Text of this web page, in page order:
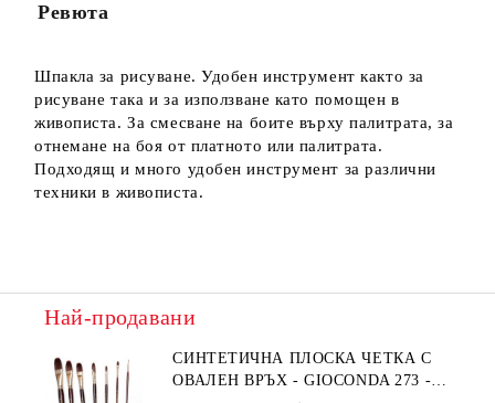
Ревюта
Шпакла за рисуване. Удобен инструмент както за
рисуване така и за използване като помощен в
живописта. За смесване на боите върху палитрата, за
отнемане на боя от платното или палитрата.
Подходящ и много удобен инструмент за различни
техники в живописта.
Най-продавани
СИНТЕТИЧНА ПЛОСКА ЧЕТКА С
ОВАЛЕН ВРЪХ - GIOCONDA 273 -